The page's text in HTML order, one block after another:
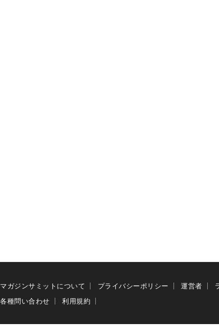
マガジンサミットについて プライバシーポリシー 運営者
各種問い合わせ
利用規約